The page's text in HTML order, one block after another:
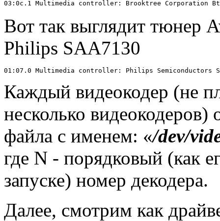
Вот так выглядит тюнер
Philips SAA7130
Каждый видеокодер (не
несколько видеокодеров)
файла с именем: «/dev/
где N - порядковый (как
запуске) номер декодера.
Далее, смотрим как